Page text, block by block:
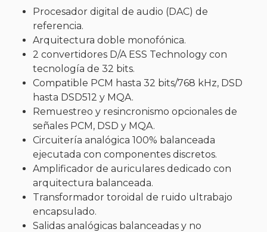
Procesador digital de audio (DAC) de
referencia.
Arquitectura doble monofónica.
2 convertidores D/A ESS Technology con
tecnología de 32 bits.
Compatible PCM hasta 32 bits/768 kHz, DSD
hasta DSD512 y MQA.
Remuestreo y resincronismo opcionales de
señales PCM, DSD y MQA.
Circuitería analógica 100% balanceada
ejecutada con componentes discretos.
Amplificador de auriculares dedicado con
arquitectura balanceada.
Transformador toroidal de ruido ultrabajo
encapsulado.
Salidas analógicas balanceadas y no